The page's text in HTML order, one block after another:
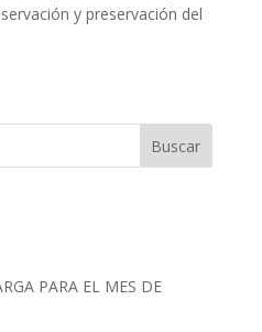
y preservación del
Buscar
PARA EL MES DE